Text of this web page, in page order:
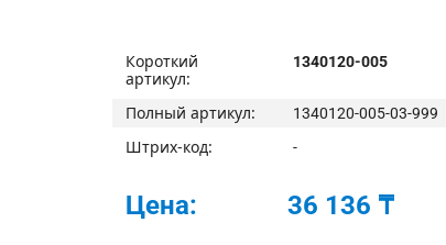
Короткий
артикул:
1340120-005
Полный артикул: 1340120-005-03-999
Штрих-код: -
Цена: 36 136 ₸